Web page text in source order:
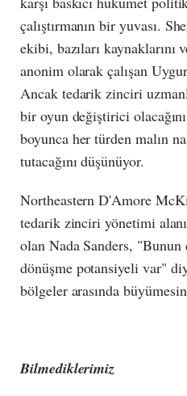
çalıştırmanın bir yuvası.
ekibi, bazıları
anonim olarak çalışan
Ancak tedarik zinciri
bir oyun değiştirici
boyunca her türden malın
tutacağını düşünüyor.
Northeastern D'Amore
tedarik zinciri yönetimi
olan Nada Sanders,
dönüşme potansiyeli var"
bölgeler arasında
Bilmediklerimiz